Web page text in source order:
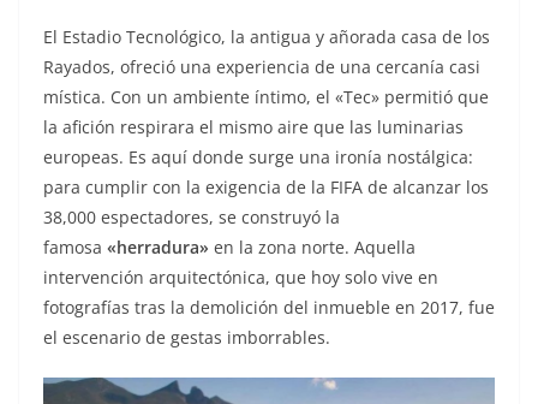
El Estadio Tecnológico, la antigua y añorada casa de los
Rayados, ofreció una experiencia de una cercanía casi
mística. Con un ambiente íntimo, el «Tec» permitió que
la afición respirara el mismo aire que las luminarias
europeas. Es aquí donde surge una ironía nostálgica:
para cumplir con la exigencia de la FIFA de alcanzar los
38,000 espectadores, se construyó la
famosa «herradura» en la zona norte. Aquella
intervención arquitectónica, que hoy solo vive en
fotografías tras la demolición del inmueble en 2017, fue
el escenario de gestas imborrables.